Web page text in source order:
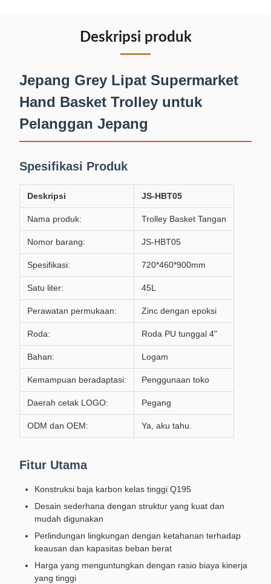
Deskripsi produk
Jepang Grey Lipat Supermarket
Hand Basket Trolley untuk
Pelanggan Jepang
Spesifikasi Produk
Deskripsi JS-HBT05
Nama produk: Trolley Basket Tangan
Nomor barang: JS-HBT05
Spesifikasi: 720*460*900mm
Satu liter: 45L
Perawatan permukaan: Zinc dengan epoksi
Roda: Roda PU tunggal 4"
Bahan: Logam
Kemampuan beradaptasi: Penggunaan toko
Daerah cetak LOGO: Pegang
ODM dan OEM: Ya, aku tahu.
Fitur Utama
Konstruksi baja karbon kelas tinggi Q195
Desain sederhana dengan struktur yang kuat dan
mudah digunakan
Perlindungan lingkungan dengan ketahanan terhadap
keausan dan kapasitas beban berat
Harga yang menguntungkan dengan rasio biaya kinerja
yang tinggi